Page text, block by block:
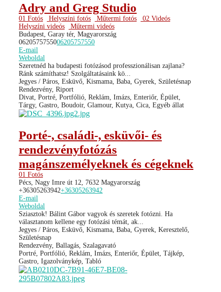
Adry and Greg Studio
01 Fotós Helyszíni fotós Műtermi fotós
02 Videós
Helyszíni videós
Műtermi videós
Budapest, Garay tér, Magyarország
0620575755006205757550
E-mail
Weboldal
Szeretnéd ha budapesti fotózásod professzionálisan zajlana?
Ránk számíthatsz! Szolgáltatásaink kö...
Jegyes / Páros, Esküvő, Kismama, Baba, Gyerek, Születésnap
Rendezvény, Riport
Divat, Portré, Portfólió, Reklám, Imázs, Enteriőr, Épület,
Tárgy, Gastro, Boudoir, Glamour, Kutya, Cica, Egyéb állat
Porté-, családi-, esküvői- és
rendezvényfotózás
magánszemélyeknek és cégeknek
01 Fotós
Pécs, Nagy Imre út 12, 7632 Magyarország
+36305263942+36305263942
E-mail
Weboldal
Sziasztok! Bálint Gábor vagyok és szeretek fotózni. Ha
választanom kellene egy fotózási témát, ak...
Jegyes / Páros, Esküvő, Kismama, Baba, Gyerek, Keresztelő,
Születésnap
Rendezvény, Ballagás, Szalagavató
Portré, Portfólió, Reklám, Imázs, Enteriőr, Épület, Tájkép,
Gastro, Igazolványkép, Tabló